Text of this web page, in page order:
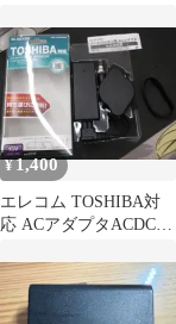
¥1,400
エレコム TOSHIBA対
応 ACアダプタACDC-